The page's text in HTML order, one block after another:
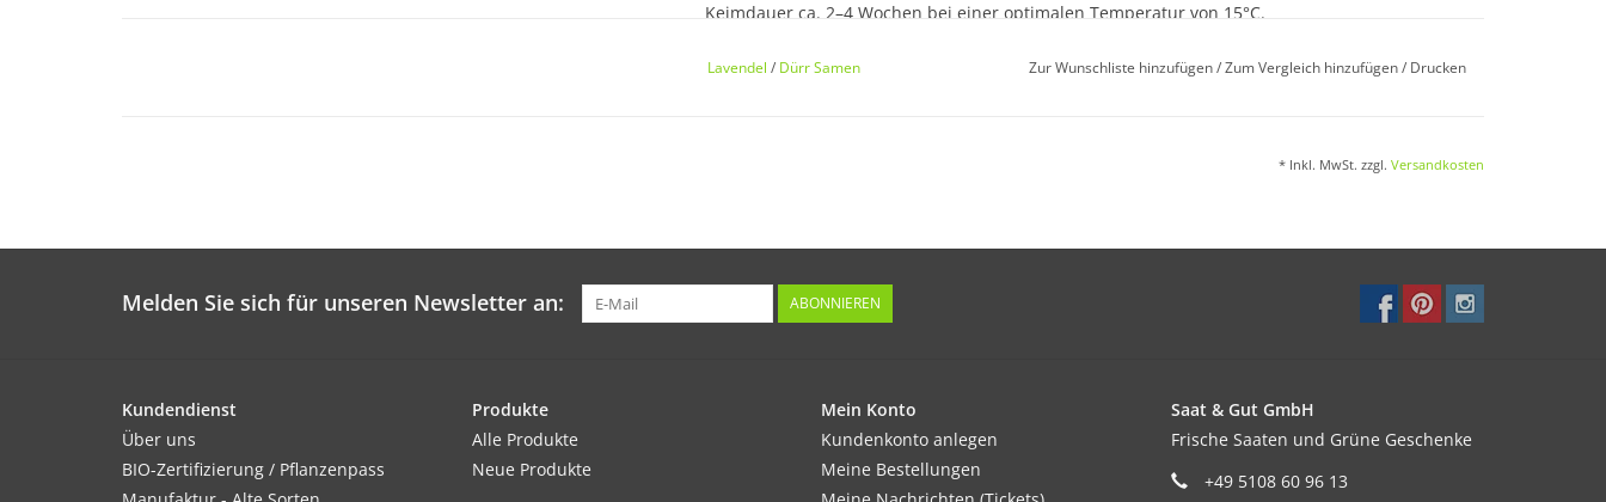
Keimdauer ca. 2–4 Wochen bei einer optimalen Temperatur von 15°C.
Reihenabstand ca. 25–30 cm, in der Reihe nach 30 Tagen auf ca. 30 cm vereinzeln.
Anspruchslos. Möglichst sonnig. Leichte Volldüngergabe und Kompostzugabe vor dem Säen
Junge Triebe bis zur Blüte. Die duftenden Blüten im Hochsommer.
Lavendel / Dürr Samen Zur Wunschliste hinzufügen/Zum Vergleich hinzufügen/ Drucken
* Inkl. MwSt. zzgl. Versandkosten
Melden Sie sich für unseren Newsletter an: ABONNIEREN
Kundendienst
Über uns
BIO-Zertifizierung / Pflanzenpass
Produkte
Alle Produkte
Neue Produkte
Mein Konto
Kundenkonto anlegen
Meine Bestellungen
Saat & Gut GmbH
Frische Saaten und Grüne Geschenke
+49 5108 60 96 13